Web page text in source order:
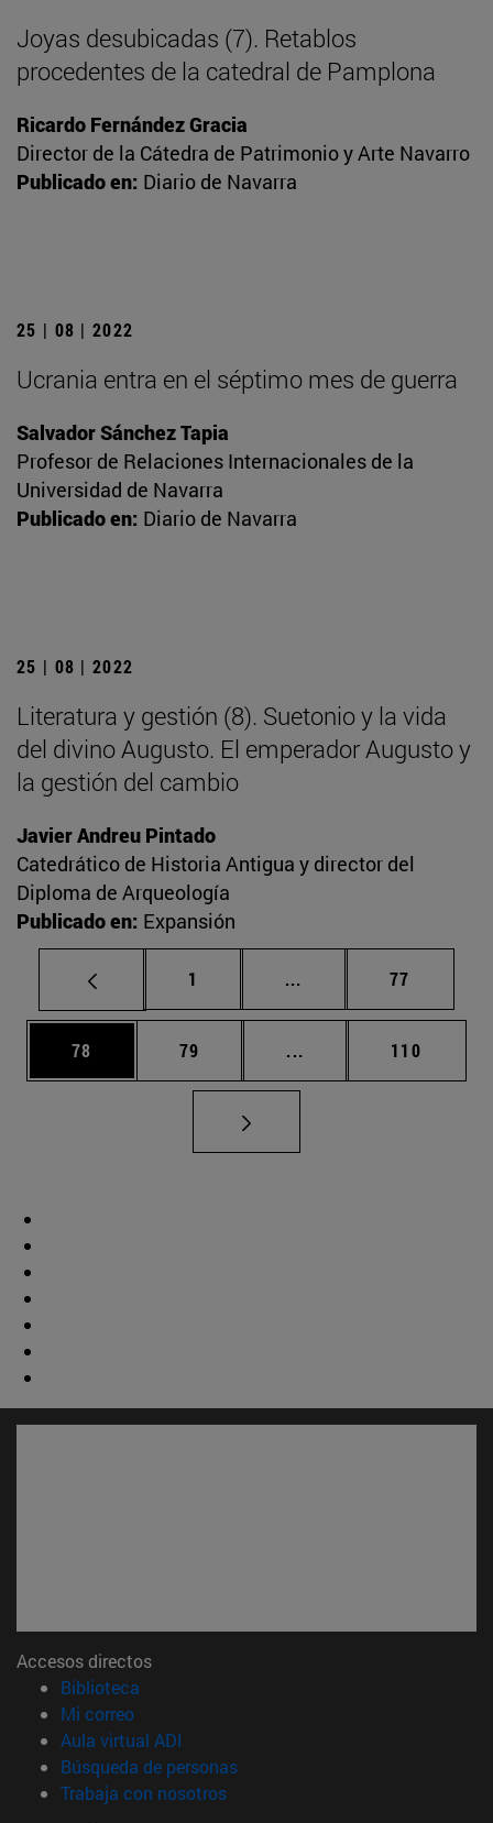
Joyas desubicadas (7). Retablos
procedentes de la catedral de Pamplona
Ricardo Fernández Gracia
Director de la Cátedra de Patrimonio y Arte Navarro
Publicado en: Diario de Navarra
25 | 08 | 2022
Ucrania entra en el séptimo mes de guerra
Salvador Sánchez Tapia
Profesor de Relaciones Internacionales de la
Universidad de Navarra
Publicado en: Diario de Navarra
25 | 08 | 2022
Literatura y gestión (8). Suetonio y la vida
del divino Augusto. El emperador Augusto y
la gestión del cambio
Javier Andreu Pintado
Catedrático de Historia Antigua y director del
Diploma de Arqueología
Publicado en: Expansión
Página
1 ... Páginas intermedias
Página
77
Página
78 Página
79 ... Páginas intermedias
Página
110
Accesos directos
Biblioteca
Mi correo(abre en nueva ventana)
Aula virtual ADI
Búsqueda de personas(abre en nueva ventana)
Trabaja con nosotros(abre en nueva ventana)